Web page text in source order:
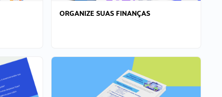
ORGANIZE SUAS FINANÇAS